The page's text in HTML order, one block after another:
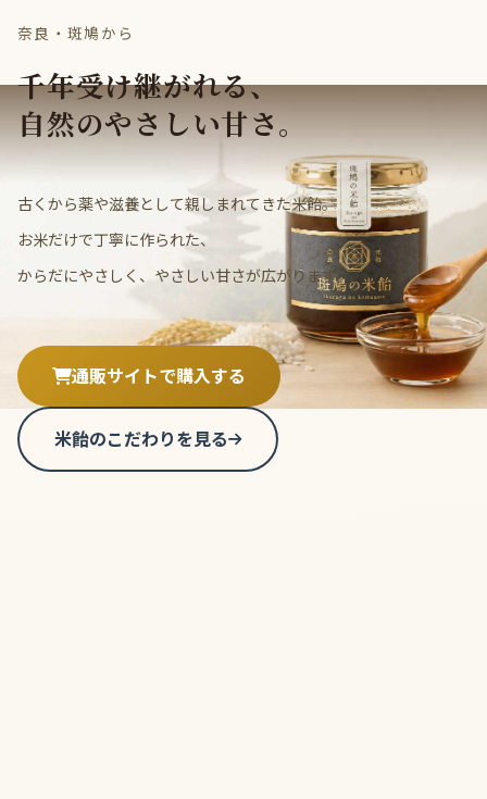
奈良・斑鳩から
千年受け継がれる、
自然のやさしい甘さ。
古くから薬や滋養として親しまれてきた米飴。
お米だけで丁寧に作られた、
からだにやさしく、やさしい甘さが広がります。
通販サイトで購入する
米飴のこだわりを見る